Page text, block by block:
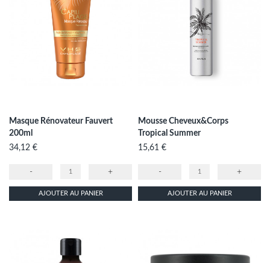
Masque Rénovateur Fauvert
200ml
Prix
34,12 €
- +
AJOUTER AU PANIER
Mousse Cheveux&Corps
Tropical Summer
Prix
15,61 €
- +
AJOUTER AU PANIER